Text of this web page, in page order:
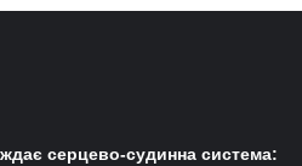
серцево-судинна система: